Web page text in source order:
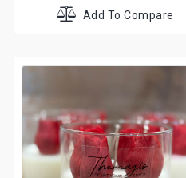
Add To Compare